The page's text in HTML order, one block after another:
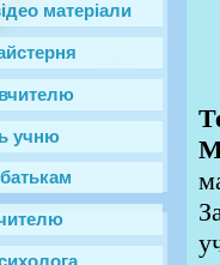
матеріали
учню